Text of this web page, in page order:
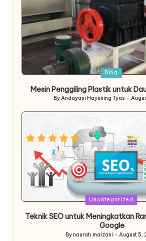
Posted
Blog
Mesin Penggiling Plastik untuk
Posted
ByAndayani Hayuning Tyas
Posted
Uncategorized
Teknik SEO untuk Meningkatkan
Google
Posted
By naurah maizani August 5,